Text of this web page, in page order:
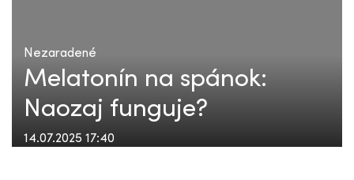
Nezaradené
Melatonín na spánok:
Naozaj funguje?
14.07.2025 17:40